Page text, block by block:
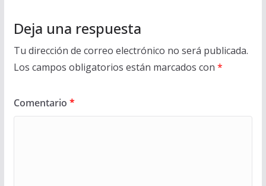
Deja una respuesta
Tu dirección de correo electrónico no será publicada.
Los campos obligatorios están marcados con *
Comentario *